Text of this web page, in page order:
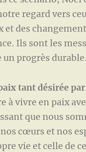
regard vers
et des
Ils sont les
un progrès durable.
tant désirée
à vivre en paix
que nous
cœurs et nos
vie et celle de